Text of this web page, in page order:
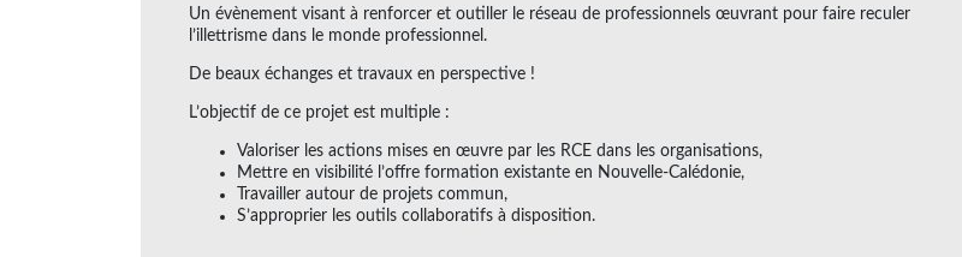
Un évènement visant à renforcer et outiller le réseau de professionnels œuvrant pour faire reculer
l’illettrisme dans le monde professionnel.
De beaux échanges et travaux en perspective !
L’objectif de ce projet est multiple :
Valoriser les actions mises en œuvre par les RCE dans les organisations,
Mettre en visibilité l’offre formation existante en Nouvelle-Calédonie,
Travailler autour de projets commun,
S’approprier les outils collaboratifs à disposition.